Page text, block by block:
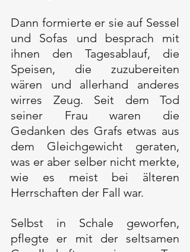
Dann formierte er sie auf Sessel
und Sofas und besprach mit
ihnen den Tagesablauf, die
Speisen, die zuzubereiten
wären und allerhand anderes
wirres Zeug. Seit dem Tod
seiner Frau waren die
Gedanken des Grafs etwas aus
dem Gleichgewicht geraten,
was er aber selber nicht merkte,
wie es meist bei älteren
Herrschaften der Fall war.
Selbst in Schale geworfen,
pflegte er mit der seltsamen